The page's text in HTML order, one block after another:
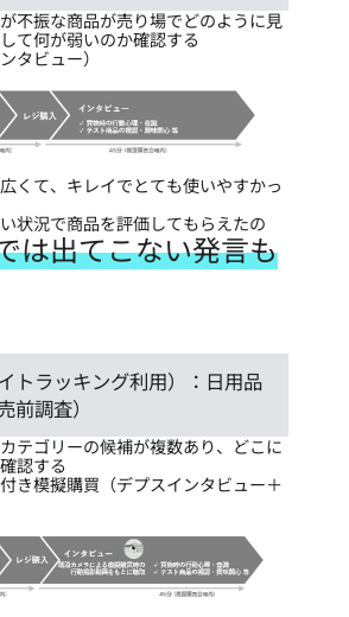
不振な商品が売り場でどのように見
て何が弱いのか確認する
タビュー）
くて、キレイでとても使いやすかっ
状況で商品を評価してもらえたの
は出てこない発言も
トラッキング利用）：日用品
調査）
テゴリーの候補が複数あり、どこに
認する
き模擬購買（デプスインタビュー＋